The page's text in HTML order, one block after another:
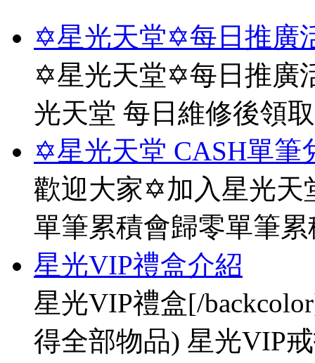
✡星光天堂✡每日推廣
✡星光天堂✡每日推廣
光天堂 每日維修後領
✡星光天堂 CASH單筆
歡迎大家✡加入星光天
單筆累積會歸零單筆
星光VIP禮盒介紹
星光VIP禮盒[/
得全部物品) 星光VIP